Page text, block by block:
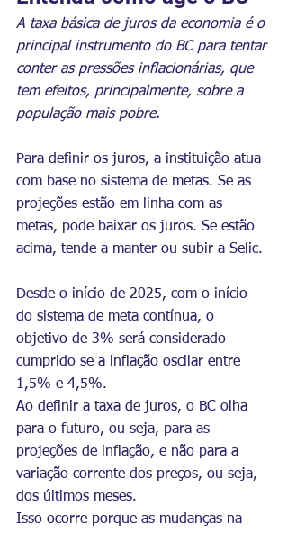
A taxa básica de juros da economia é o
principal instrumento do BC para tentar
conter as pressões inflacionárias, que
tem efeitos, principalmente, sobre a
população mais pobre.
Para definir os juros, a instituição atua
com base no sistema de metas. Se as
projeções estão em linha com as
metas, pode baixar os juros. Se estão
acima, tende a manter ou subir a Selic.
Desde o início de 2025, com o início
do sistema de meta contínua, o
objetivo de 3% será considerado
cumprido se a inflação oscilar entre
1,5% e 4,5%.
Ao definir a taxa de juros, o BC olha
para o futuro, ou seja, para as
projeções de inflação, e não para a
variação corrente dos preços, ou seja,
dos últimos meses.
Isso ocorre porque as mudanças na